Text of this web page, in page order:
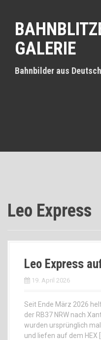
t
GALERIE
Bahnbilder aus
Leo Express
Leo Express
19. April 2026
Seit Ende März 2026
der RB37 NRW nach
wurden ursprünglich
und liefen auf dem HEX